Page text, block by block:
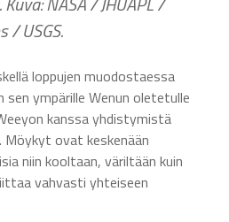
/ USGS.
loppujen muodostaessa
sen ympärille Wenun oletetulle
kanssa yhdistymistä
Möykyt ovat keskenään
niin kooltaan, väriltään kuin
vahvasti yhteiseen